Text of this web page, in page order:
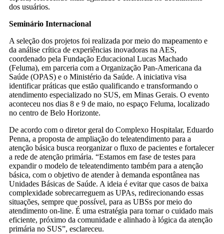
dos usuários.
Seminário Internacional
A seleção dos projetos foi realizada por meio do mapeamento e
da análise crítica de experiências inovadoras na AES,
coordenado pela Fundação Educacional Lucas Machado
(Feluma), em parceria com a Organização Pan-Americana da
Saúde (OPAS) e o Ministério da Saúde. A iniciativa visa
identificar práticas que estão qualificando e transformando o
atendimento especializado no SUS, em Minas Gerais. O evento
aconteceu nos dias 8 e 9 de maio, no espaço Feluma, localizado
no centro de Belo Horizonte.
De acordo com o diretor geral do Complexo Hospitalar, Eduardo
Penna, a proposta de ampliação do teleatendimento para a
atenção básica busca reorganizar o fluxo de pacientes e fortalecer
a rede de atenção primária. “Estamos em fase de testes para
expandir o modelo de teleatendimento também para a atenção
básica, com o objetivo de atender à demanda espontânea nas
Unidades Básicas de Saúde. A ideia é evitar que casos de baixa
complexidade sobrecarreguem as UPAs, redirecionando essas
situações, sempre que possível, para as UBSs por meio do
atendimento on-line. É uma estratégia para tornar o cuidado mais
eficiente, próximo da comunidade e alinhado à lógica da atenção
primária no SUS”, esclareceu.